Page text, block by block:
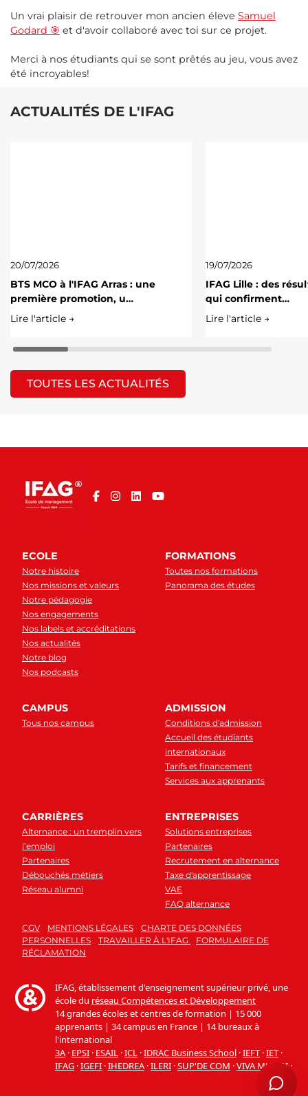
Un vrai plaisir de retrouver mon ancien éleve Samuel
Godard 🎯 et d'avoir collaboré avec toi sur ce projet.
Merci à nos étudiants qui se sont prêtés au jeu, vous avez
été incroyables!
ACTUALITÉS DE L'IFAG
20/07/2026
BTS MCO à l'IFAG Arras : une
première promotion, u…
Lire l'article →
19/07/2026
IFAG Lille : des
qui confirment…
Lire l'article →
TOUTES LES ACTUALITÉS
ECOLE
Notre histoire
Nos missions et valeurs
Notre pédagogie
Nos engagements
Nos labels et accréditations
Nos actualités
Notre blog
Nos podcasts
FORMATIONS
Toutes nos formations
Panorama des études
CAMPUS
Tous nos campus
ADMISSION
Conditions d'admission
Accueil des étudiants
internationaux
Tarifs et financement
Services aux apprenants
CARRIÈRES
Alternance : un tremplin vers
l’emploi
Partenaires
Débouchés métiers
Réseau alumni
ENTREPRISES
Solutions entreprises
Partenaires
Recrutement en alternance
Taxe d'apprentissage
VAE
FAQ alternance
CGV MENTIONS LÉGALES
CHARTE DES DONNÉES
PERSONNELLES
TRAVAILLER À L'IFAG
FORMULAIRE DE
RÉCLAMATION